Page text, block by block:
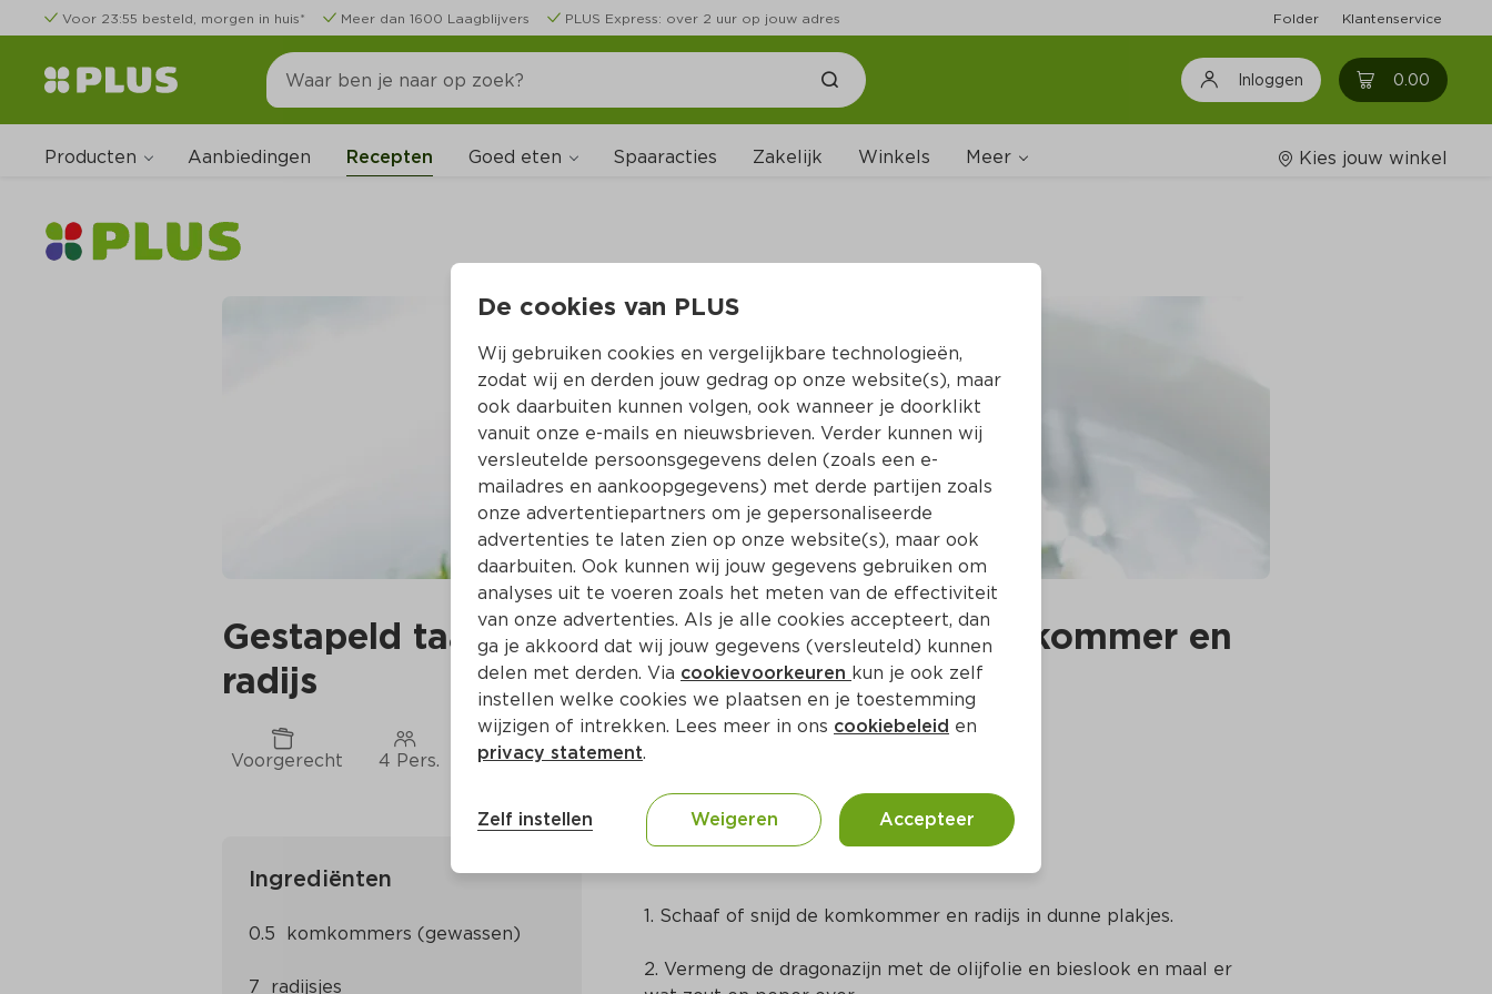
Voor 23:55 besteld, morgen in huis* Meer dan 1600 Laagblijvers PLUS Express: over 2 uur op jouw adres Folder Klantenservice
Inloggen 0.00 0
Producten Aanbiedingen Recepten Goed eten Spaaracties Zakelijk Winkels Meer Kies jouw winkel
Gestapeld taartje van gerookte makreel, komkommer en
radijs
Voorgerecht 4 Pers. Ca. 15 Min Nederlands
Ingrediënten
Bereidingswijze
1. Schaaf of snijd de komkommer en radijs in dunne plakjes.
2. Vermeng de dragonazijn met de olijfolie en bieslook en maal er
De cookies van PLUS
Wij gebruiken cookies en vergelijkbare technologieën,
zodat wij en derden jouw gedrag op onze website(s), maar
ook daarbuiten kunnen volgen, ook wanneer je doorklikt
vanuit onze e-mails en nieuwsbrieven. Verder kunnen wij
versleutelde persoonsgegevens delen (zoals een e-
mailadres en aankoopgegevens) met derde partijen zoals
onze advertentiepartners om je gepersonaliseerde
advertenties te laten zien op onze website(s), maar ook
daarbuiten. Ook kunnen wij jouw gegevens gebruiken om
analyses uit te voeren zoals het meten van de effectiviteit
van onze advertenties. Als je alle cookies accepteert, dan
ga je akkoord dat wij jouw gegevens (versleuteld) kunnen
delen met derden. Via cookievoorkeuren kun je ook zelf
instellen welke cookies we plaatsen en je toestemming
wijzigen of intrekken. Lees meer in ons cookiebeleid en
privacy statement.
Zelf instellen Weigeren Accepteer